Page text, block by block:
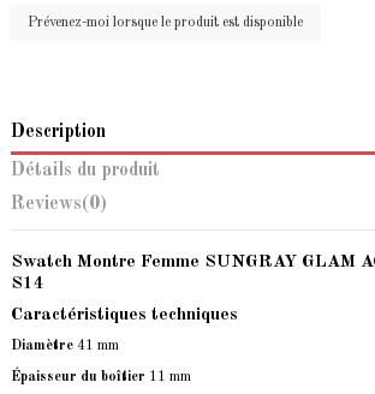
Description
Détails du produit
Reviews(0)
Swatch Montre Femme SUNGRAY GLAM
S14
Caractéristiques techniques
Diamètre 41 mm
Épaisseur du boîtier 11 mm